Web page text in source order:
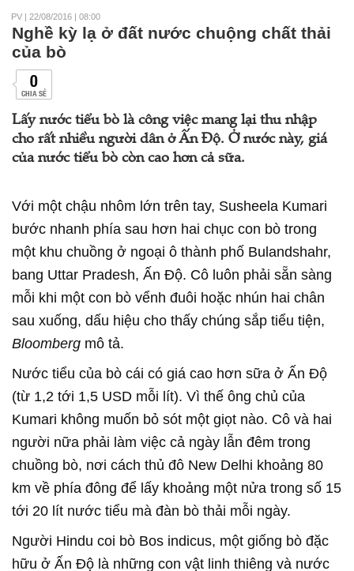
PV | 22/08/2016 | 08:00
Nghề kỳ lạ ở đất nước chuộng chất thải
của bò
0
CHIA SẺ
Lấy nước tiểu bò là công việc mang lại thu nhập
cho rất nhiều người dân ở Ấn Độ. Ở nước này, giá
của nước tiểu bò còn cao hơn cả sữa.
Với một chậu nhôm lớn trên tay, Susheela Kumari
bước nhanh phía sau hơn hai chục con bò trong
một khu chuồng ở ngoại ô thành phố Bulandshahr,
bang Uttar Pradesh, Ấn Độ. Cô luôn phải sẵn sàng
mỗi khi một con bò vểnh đuôi hoặc nhún hai chân
sau xuống, dấu hiệu cho thấy chúng sắp tiểu tiện,
Bloomberg mô tả.
Nước tiểu của bò cái có giá cao hơn sữa ở Ấn Độ
(từ 1,2 tới 1,5 USD mỗi lít). Vì thế ông chủ của
Kumari không muốn bỏ sót một giọt nào. Cô và hai
người nữa phải làm việc cả ngày lẫn đêm trong
chuồng bò, nơi cách thủ đô New Delhi khoảng 80
km về phía đông để lấy khoảng một nửa trong số 15
tới 20 lít nước tiểu mà đàn bò thải mỗi ngày.
Người Hindu coi bò Bos indicus, một giống bò đặc
hữu ở Ấn Độ là những con vật linh thiêng và nước